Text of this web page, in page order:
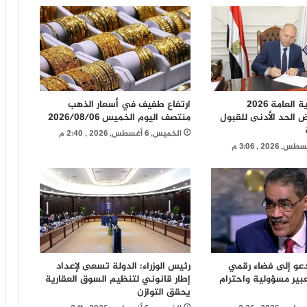
غزة من سيناريو «الوصاية الدائمة»
والتفكيك؟
نموذج محاكاة و نصائح مهمة لطلاب
التأهيل العسكري بكفر الشيخ لإجتياز اختبار
السمات
د. راشد الشاشاني يكتب: هروب سبتة أم
هروب غيرها
شريف عبد القادر يكتب: ستظل مصر
شامخة بإذن الله تعالى
د. ناجح إبراهيم يكتب: حينما يتألق
المصريون
تنسيق الثانوية العامة 2026
الحد الأدنى للقبول
ارتفاع طفيف في أسعار الذهب
منتصف اليوم الخميس 2026/08/06
الخميس, 6 أغسطس, 2026 , 2:40 م
تدعو إلى فضاء رقمي
مسؤولية واحترام
رئيس الوزراء: الدولة تسعى لإعداد
إطار قانوني لتنظيم السوق العقارية
يحقق التوازن